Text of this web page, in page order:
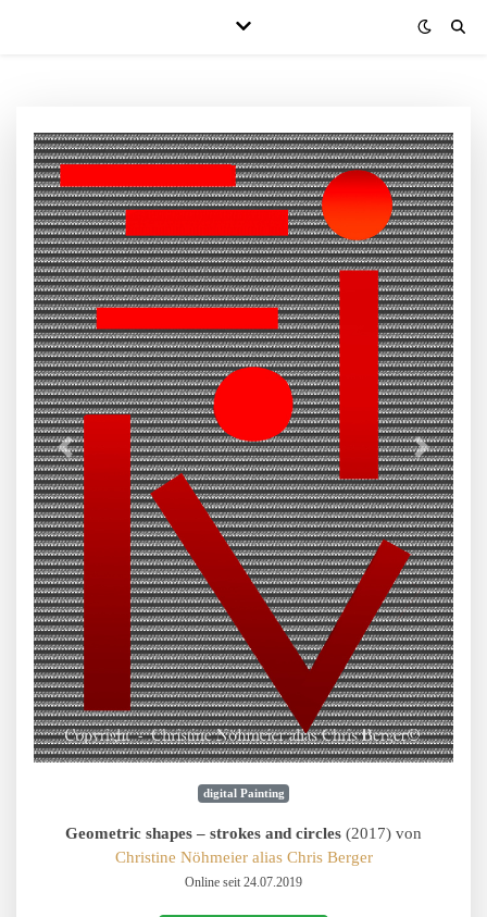
digital Painting
Geometric shapes – strokes and circles (2017) von
Christine Nöhmeier alias Chris Berger
Online seit 24.07.2019